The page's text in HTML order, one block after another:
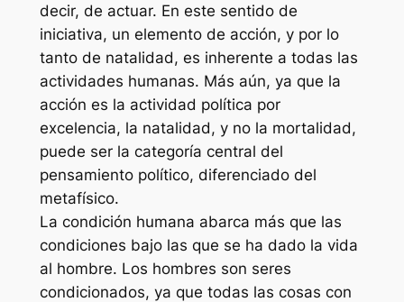
decir, de actuar. En este sentido de
iniciativa, un elemento de acción, y por lo
tanto de natalidad, es inherente a todas las
actividades humanas. Más aún, ya que la
acción es la actividad política por
excelencia, la natalidad, y no la mortalidad,
puede ser la categoría central del
pensamiento político, diferenciado del
metafísico.
La condición humana abarca más que las
condiciones bajo las que se ha dado la vida
al hombre. Los hombres son seres
condicionados, ya que todas las cosas con